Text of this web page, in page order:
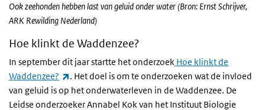
Ook zeehonden hebben last van geluid onder water (Bron: Ernst Schrijver,
ARK Rewilding Nederland)
Hoe klinkt de Waddenzee?
In september dit jaar startte het onderzoek Hoe klinkt de
Waddenzee?
(externe link)
. Het doel is om te onderzoeken wat de invloed
van geluid is op het onderwaterleven in de Waddenzee. De
Leidse onderzoeker Annabel Kok van het Instituut Biologie